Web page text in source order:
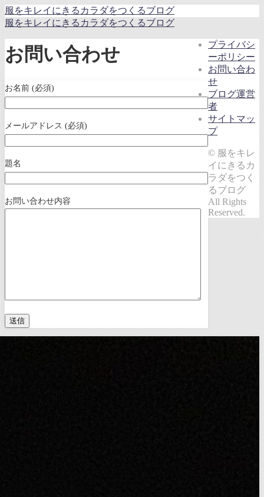
服をキレイにきるカラダをつくるブログ
服をキレイにきるカラダをつくるブログ
お問い合わせ
お名前 (必須)
メールアドレス (必須)
題名
お問い合わせ内容
プライバシ
ーポリシー
お問い合わ
せ
ブログ運営
者
サイトマッ
プ
© 服をキレ
イにきるカ
ラダをつく
るブログ
All Rights
Reserved.